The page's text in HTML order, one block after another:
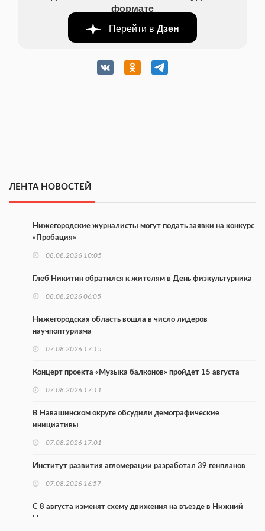
формате
Перейти в Дзен
ЛЕНТА НОВОСТЕЙ
Нижегородские журналисты могут подать заявки на конкурс
«Пробация»
08.08.2026 10:05
Глеб Никитин обратился к жителям в День физкультурника
08.08.2026 06:05
Нижегородская область вошла в число лидеров
научпоптуризма
07.08.2026 17:15
Концерт проекта «Музыка балконов» пройдет 15 августа
07.08.2026 17:11
В Навашинском округе обсудили демографические
инициативы
07.08.2026 17:01
Институт развития агломерации разработал 39 генпланов
07.08.2026 16:57
С 8 августа изменят схему движения на въезде в Нижний
Новгород